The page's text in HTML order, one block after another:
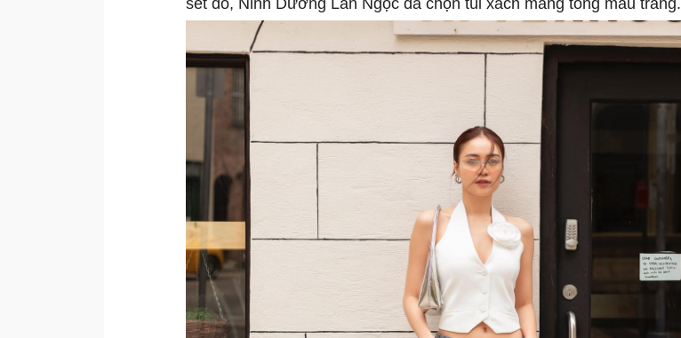
set đồ, Ninh Dương Lan Ngọc đã chọn túi xách mang tông màu trắng.